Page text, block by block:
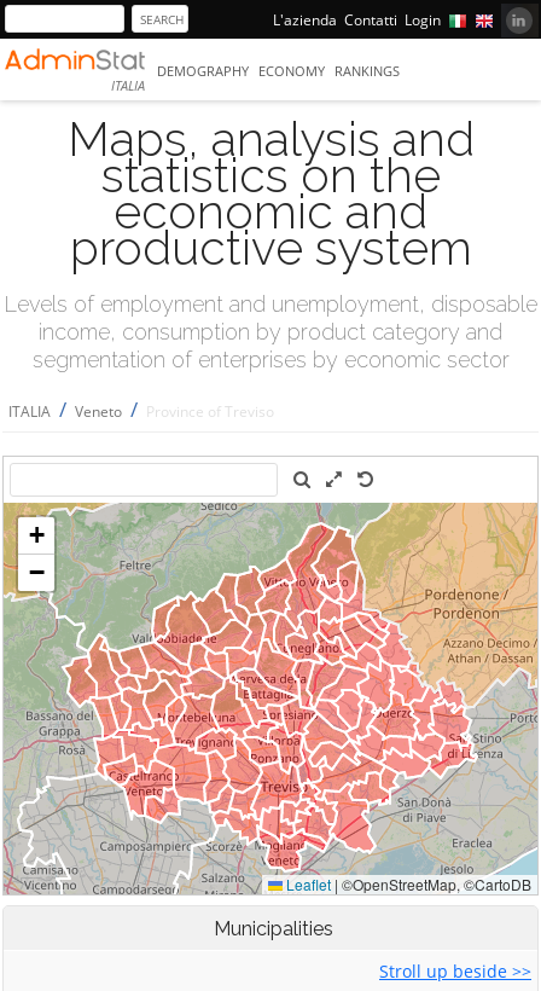
L'azienda Contatti Login
ITALIA
DEMOGRAPHY ECONOMY RANKINGS
Maps, analysis and
statistics on the
economic and
productive system
Levels of employment and unemployment, disposable
income, consumption by product category and
segmentation of enterprises by economic sector
ITALIA / Veneto / Province of Treviso
Municipalities
Stroll up beside >>